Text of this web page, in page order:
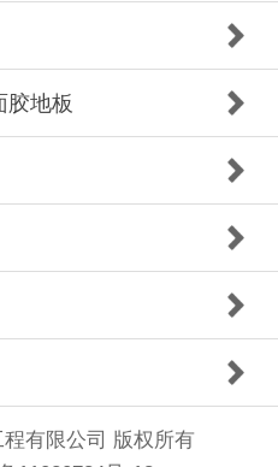
胶地板
有限公司 版权所有